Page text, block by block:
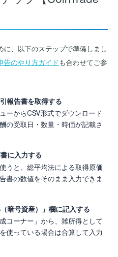
、以下のステップで準備しまし
告のやり方ガイド も合わせてご参
報告書を取得する
ーからCSV形式でダウンロード
の受取日・数量・時価が記載さ
に入力する
うと、総平均法による取得原価
書の数値をそのまま入力できま
暗号資産）」欄に記入する
コーナー」から、雑所得として
使っている場合は合算して入力